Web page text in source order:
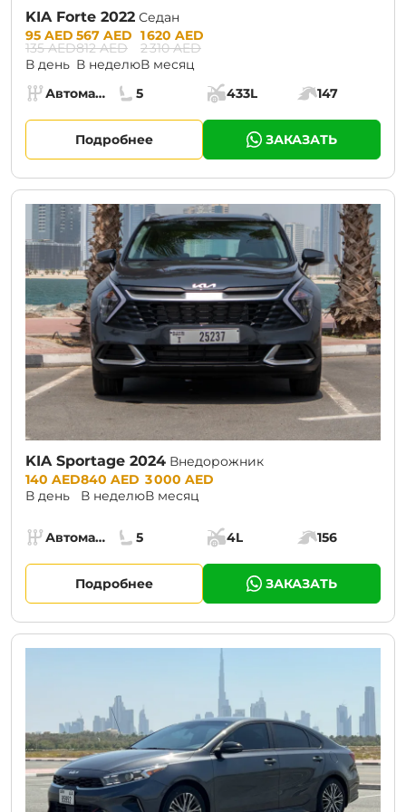
KIA Forte 2022 Седан
Prices:
95 AED
135 AED
В день
567 AED
812 AED
В неделю
1 620 AED
2 310 AED
В месяц
Specs:
Коробка передач:
Автомат (АКПП)
Места:
5
Объём багажника:
433L
Мощность
147
Подробнее ЗАКАЗАТЬ
KIA Sportage 2024 Внедорожник
Prices:
140 AED
В день
840 AED
В неделю
3 000 AED
В месяц
Specs:
Коробка передач:
Автомат (АКПП)
Места:
5
Объём багажника:
4L
Мощность
156
Подробнее ЗАКАЗАТЬ